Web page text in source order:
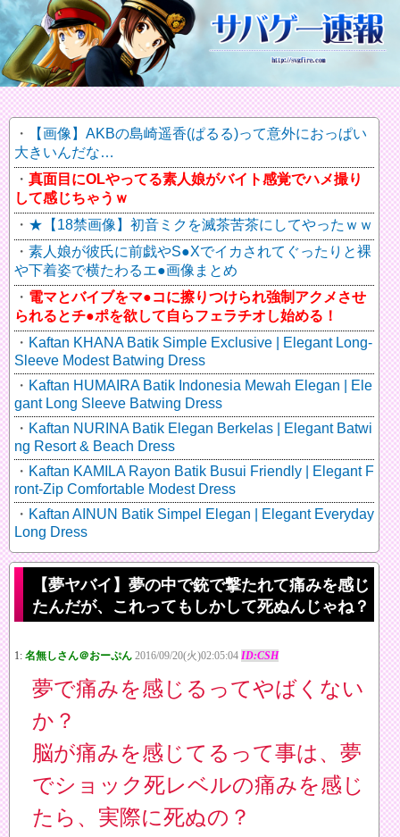
【画像】AKBの島崎遥香(ぱるる)って意外におっぱい
大きいんだな…
真面目にOLやってる素人娘がバイト感覚でハメ撮り
して感じちゃうｗ
★【18禁画像】初音ミクを滅茶苦茶にしてやったｗｗ
素人娘が彼氏に前戯やS●Xでイカされてぐったりと裸
や下着姿で横たわるエ●画像まとめ
電マとバイブをマ●コに擦りつけられ強制アクメさせ
られるとチ●ポを欲して自らフェラチオし始める！
Kaftan KHANA Batik Simple Exclusive | Elegant Long-
Sleeve Modest Batwing Dress
Kaftan HUMAIRA Batik Indonesia Mewah Elegan | Ele
gant Long Sleeve Batwing Dress
Kaftan NURINA Batik Elegan Berkelas | Elegant Batwi
ng Resort & Beach Dress
Kaftan KAMILA Rayon Batik Busui Friendly | Elegant F
ront-Zip Comfortable Modest Dress
Kaftan AINUN Batik Simpel Elegan | Elegant Everyday
Long Dress
【夢ヤバイ】夢の中で銃で撃たれて痛みを感じ
たんだが、これってもしかして死ぬんじゃね？
1: 名無しさん＠おーぷん 2016/09/20(火)02:05:04 ID:CSH
夢で痛みを感じるってやばくない
か？
脳が痛みを感じてるって事は、夢
でショック死レベルの痛みを感じ
たら、実際に死ぬの？